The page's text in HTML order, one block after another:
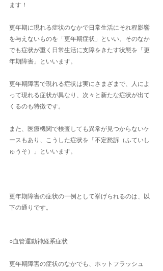
ます！
更年期に現れる症状のなかで日常生活にそれ程影響
を与えないものを「更年期症状」といい、そのなか
でも症状が重く日常生活に支障をきたす状態を「更
年期障害」といいます。
更年期障害で現れる症状は実にさまざまで、人によ
って現れる症状が異なり、次々と新たな症状が出て
くるのも特徴です。
また、医療機関で検査しても異常が見つからないケ
ースもあり、こうした症状を「不定愁訴（ふていし
ゅうそ）」といいます。
更年期障害の症状の一例として挙げられるのは、以
下の通りです。
○血管運動神経系症状
更年期障害の症状のなかでも、ホットフラッシュ